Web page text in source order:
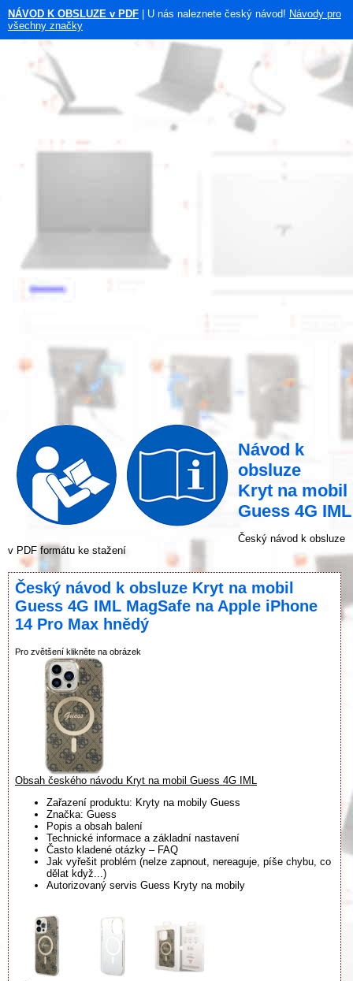
NÁVOD K OBSLUZE v PDF | U nás naleznete český návod! Návody pro
všechny značky
Návod k
obsluze
Kryt na mobil
Guess 4G IML
Český návod k obsluze
v PDF formátu ke stažení
Český návod k obsluze Kryt na mobil
Guess 4G IML MagSafe na Apple iPhone
14 Pro Max hnědý
Pro zvětšení klikněte na obrázek
Obsah českého návodu Kryt na mobil Guess 4G IML
Zařazení produktu: Kryty na mobily Guess
Značka: Guess
Popis a obsah balení
Technické informace a základní nastavení
Často kladené otázky – FAQ
Jak vyřešit problém (nelze zapnout, nereaguje, píše chybu, co
dělat když...)
Autorizovaný servis Guess Kryty na mobily